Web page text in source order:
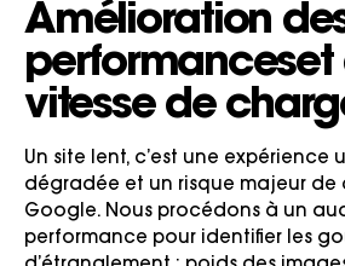
Amélioration
performanceset
vitesse de
Un site lent, c’est une expérience
dégradée et un risque majeur de
Google. Nous procédons à un
performance pour identifier les